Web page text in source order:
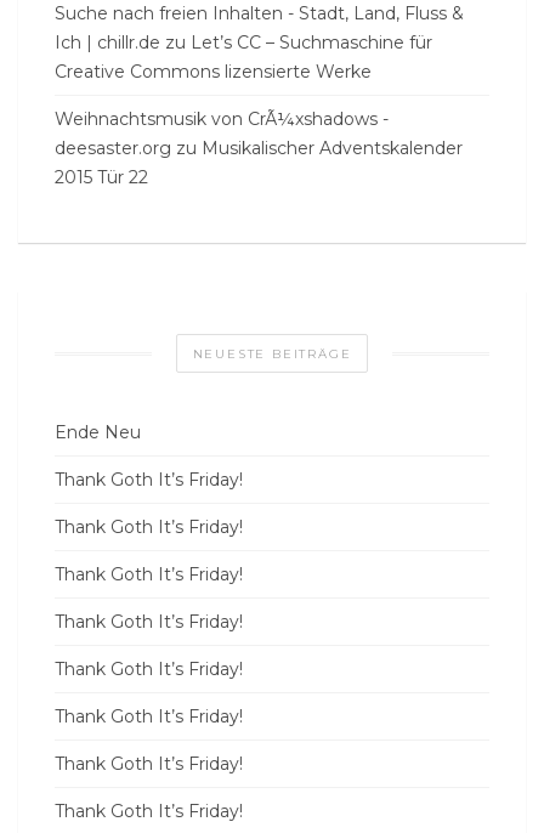
Suche nach freien Inhalten - Stadt, Land, Fluss &
Ich | chillr.de zu Let’s CC – Suchmaschine für
Creative Commons lizensierte Werke
Weihnachtsmusik von CrÃ¼xshadows -
deesaster.org zu Musikalischer Adventskalender
2015 Tür 22
NEUESTE BEITRÄGE
Ende Neu
Thank Goth It’s Friday!
Thank Goth It’s Friday!
Thank Goth It’s Friday!
Thank Goth It’s Friday!
Thank Goth It’s Friday!
Thank Goth It’s Friday!
Thank Goth It’s Friday!
Thank Goth It’s Friday!